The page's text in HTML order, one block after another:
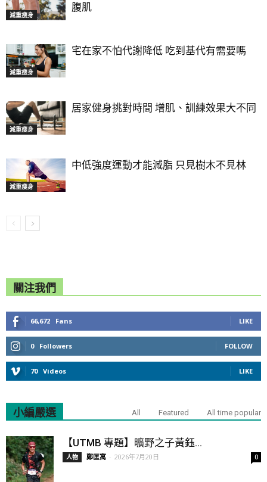
減重瘦身
腹肌
減重瘦身
宅在家不怕代謝降低 吃到基代有需要嗎
減重瘦身
居家健身挑對時間 增肌、訓練效果大不同
減重瘦身
中低強度運動才能減脂 只見樹木不見林
關注我們
66,672 Fans LIKE
0 Followers FOLLOW
70 Videos LIKE
小編嚴選 All Featured All time popular
【UTMB 專題】曠野之子黃鈺...
人物 鄭匡寓 - 2026年7月20日 0